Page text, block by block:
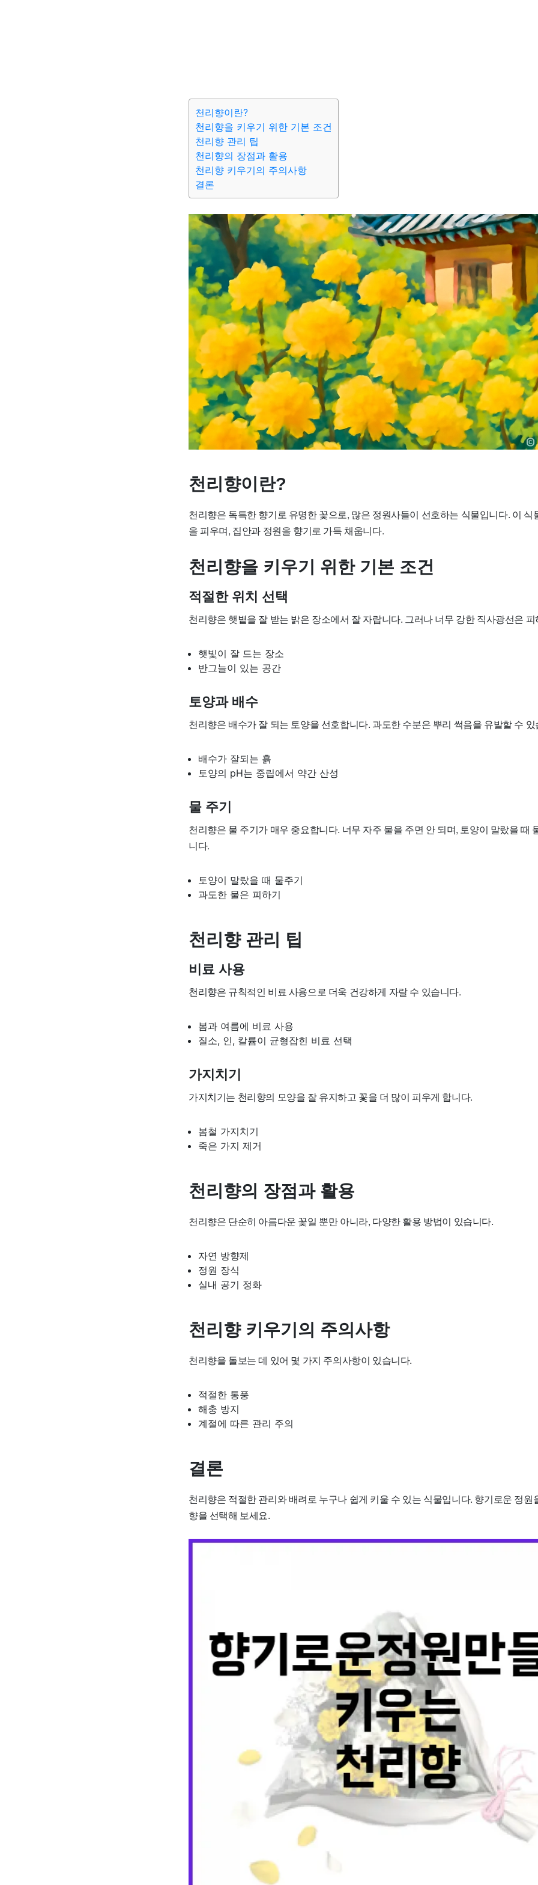
천리향이란?
천리향을 키우기 위한 기본 조건
천리향 관리 팁
천리향의 장점과 활용
천리향 키우기의 주의사항
결론
천리향이란?
천리향은 독특한 향기로 유명한 꽃으로, 많은 정원사들이 선호하는 식물입니다. 이 식
을 피우며, 집안과 정원을 향기로 가득 채웁니다.
천리향을 키우기 위한 기본 조건
적절한 위치 선택
천리향은 햇볕을 잘 받는 밝은 장소에서 잘 자랍니다. 그러나 너무 강한 직사광선은
햇빛이 잘 드는 장소
반그늘이 있는 공간
토양과 배수
천리향은 배수가 잘 되는 토양을 선호합니다. 과도한 수분은 뿌리 썩음을 유발할 수 있
배수가 잘되는 흙
토양의 pH는 중립에서 약간 산성
물 주기
천리향은 물 주기가 매우 중요합니다. 너무 자주 물을 주면 안 되며, 토양이 말랐을 때
니다.
토양이 말랐을 때 물주기
과도한 물은 피하기
천리향 관리 팁
비료 사용
천리향은 규칙적인 비료 사용으로 더욱 건강하게 자랄 수 있습니다.
봄과 여름에 비료 사용
질소, 인, 칼륨이 균형잡힌 비료 선택
가지치기
가지치기는 천리향의 모양을 잘 유지하고 꽃을 더 많이 피우게 합니다.
봄철 가지치기
죽은 가지 제거
천리향의 장점과 활용
천리향은 단순히 아름다운 꽃일 뿐만 아니라, 다양한 활용 방법이 있습니다.
자연 방향제
정원 장식
실내 공기 정화
천리향 키우기의 주의사항
천리향을 돌보는 데 있어 몇 가지 주의사항이 있습니다.
적절한 통풍
해충 방지
계절에 따른 관리 주의
결론
천리향은 적절한 관리와 배려로 누구나 쉽게 키울 수 있는 식물입니다. 향기로운 정원
향을 선택해 보세요.